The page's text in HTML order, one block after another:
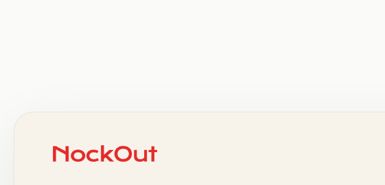
.   +   .   .   o   .   .   .   .   .   .   :   .   .   .   x
.   .   o   .   .   .   .   .   .   .   .   x   .   .   .   o